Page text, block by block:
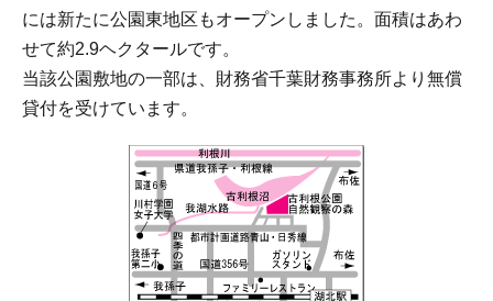
には新たに公園東地区もオープンしました。面積はあわ
せて約2.9ヘクタールです。
当該公園敷地の一部は、財務省千葉財務事務所より無償
貸付を受けています。